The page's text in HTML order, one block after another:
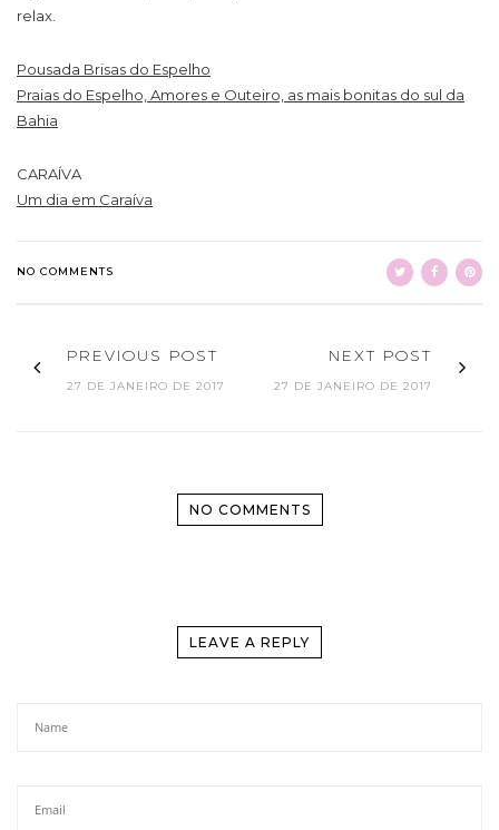
relax.
Pousada Brisas do Espelho
Praias do Espelho, Amores e Outeiro, as mais bonitas do sul da
Bahia
CARAÍVA
Um dia em Caraíva
NO COMMENTS
PREVIOUS POST
27 DE JANEIRO DE 2017
NEXT POST
27 DE JANEIRO DE 2017
NO COMMENTS
LEAVE A REPLY